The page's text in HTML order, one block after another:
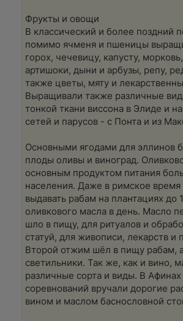
Фрукты и овощи
В классический и более поздний
помимо ячменя и пшеницы
горох, чечевицу, капусту,
артишоки, дыни и арбузы, репу,
также цветы, мяту и
Выращивали также различные
тонкой ткани виссона в Элиде и
сетей и парусов - с Понта и из
Основными ягодами для эллинов
плоды оливы и виноград.
основным продуктом питания
населения. Даже в римское
выдавать рабам на плантациях до
оливкового масла в день. Масло
шло в пищу, для ритуалов и
статуй, для живописи, лекарств и
Второй отжим шёл в пищу рабам,
светильники. Так же, как и вино,
различные сорта и виды. В
соревнований вручали дорогие
вином и маслом баснословной